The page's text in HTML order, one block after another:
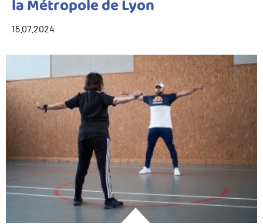
la Métropole de Lyon
15.07.2024